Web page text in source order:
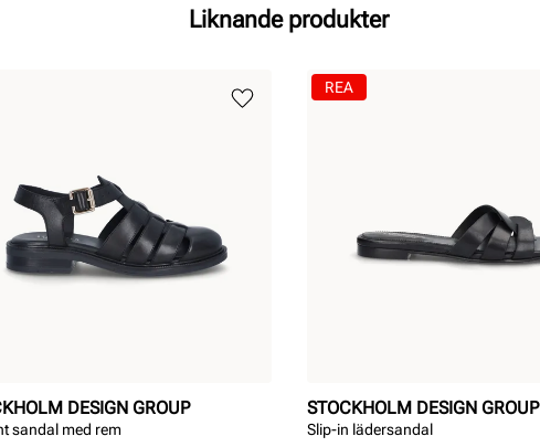
Liknande produkter
DESIGN GROUP
sandal med rem
STOCKHOLM DESIGN GROUP
Slip-in lädersandal
REA